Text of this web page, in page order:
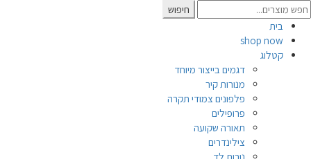
Search
for:
חיפוש
בית
shop now
קטלוג
דגמים בייצור מיוחד
מנורות קיר
פלפונים צמודי תקרה
פרופילים
תאורה שקועה
צילינדרים